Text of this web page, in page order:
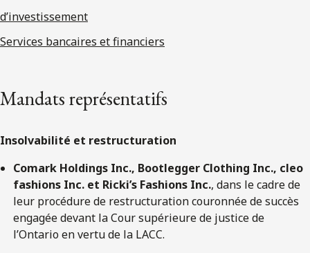
d’investissement
Services bancaires et financiers
Mandats représentatifs
Insolvabilité et restructuration
Comark Holdings Inc., Bootlegger Clothing Inc., cleo
fashions Inc. et Ricki’s Fashions Inc., dans le cadre de
leur procédure de restructuration couronnée de succès
engagée devant la Cour supérieure de justice de
l’Ontario en vertu de la LACC.